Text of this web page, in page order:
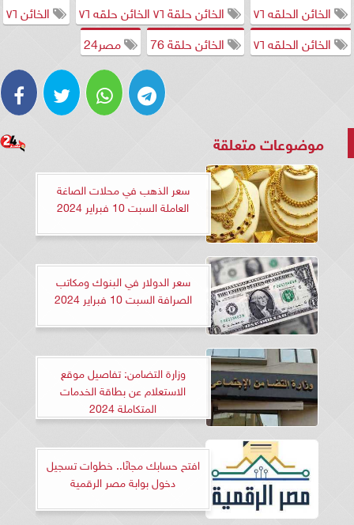
الخائن الحلقه ٧٦
الخائن حلقة ٧٦ الخائن حلقه ٧٦
الخائن ٧٦
الخائن الحلقه ٧٦
الخائن حلقة 76 مصر24
موضوعات متعلقة
سعر الذهب في محلات الصاغة
العاملة السبت 10 فبراير 2024
سعر الدولار في البنوك ومكاتب
الصرافة السبت 10 فبراير 2024
وزارة التضامن: تفاصيل موقع
الاستعلام عن بطاقة الخدمات
المتكاملة 2024
افتح حسابك مجانًا.. خطوات تسجيل
دخول بوابة مصر الرقمية